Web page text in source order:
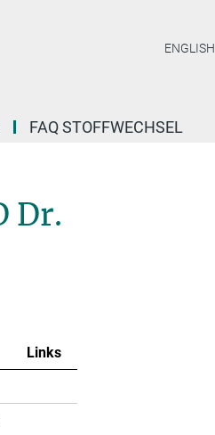
ENGLISH
FAQ STOFFWECHSEL
Dr.
Links